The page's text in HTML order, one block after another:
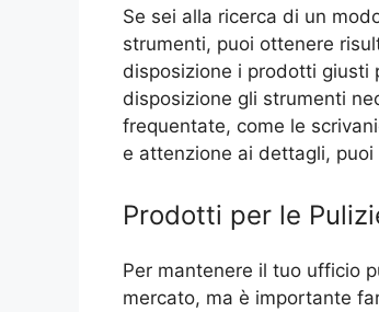
Se sei alla ricerca di un
strumenti, puoi ottenere
disposizione i prodotti giusti
disposizione gli strumenti
frequentate, come le
e attenzione ai dettagli,
Prodotti per le
Per mantenere il tuo ufficio
mercato, ma è importante